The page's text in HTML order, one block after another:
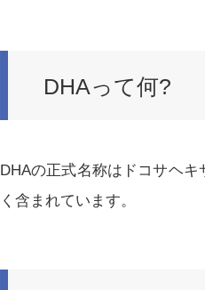
DHAって何?
DHAの正式名称はドコサヘキ
く含まれています。